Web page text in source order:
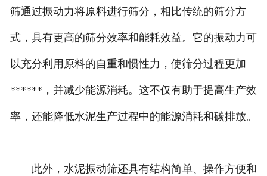
筛通过振动力将原料进行筛分，相比传统的筛分方
式，具有更高的筛分效率和能耗效益。它的振动力可
以充分利用原料的自重和惯性力，使筛分过程更加
******，并减少能源消耗。这不仅有助于提高生产效
率，还能降低水泥生产过程中的能源消耗和碳排放。
此外，水泥振动筛还具有结构简单、操作方便和